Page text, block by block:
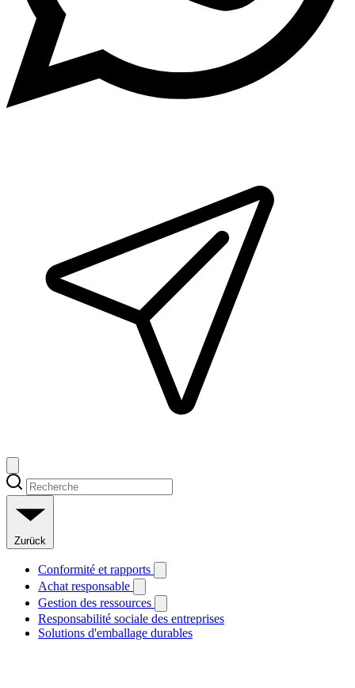
Zurück
Conformité et rapports
Achat responsable
Gestion des ressources
Responsabilité sociale des entreprises
Solutions d'emballage durables